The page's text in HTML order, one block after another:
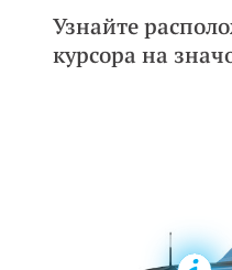
Узнайте
курсора на